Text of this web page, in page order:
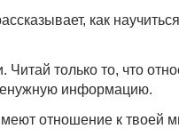
как
только то, что
информацию.
отношение к твоей